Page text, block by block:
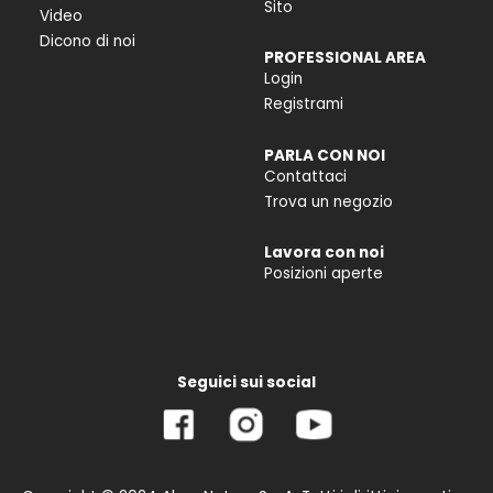
Video
Dicono di noi
Sito
PROFESSIONAL AREA
Login
Registrami
PARLA CON NOI
Contattaci
Trova un negozio
Lavora con noi
Posizioni aperte
Seguici sui social